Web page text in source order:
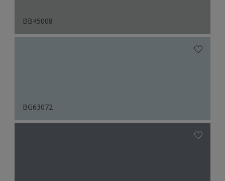
BB45008
BG63072